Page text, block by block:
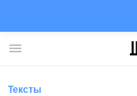
Меню
Тексты